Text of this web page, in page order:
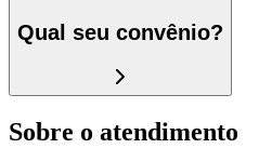
Qual seu convênio?
Sobre o atendimento